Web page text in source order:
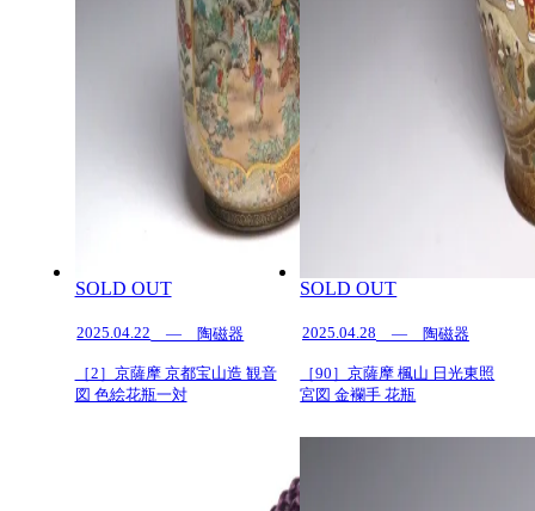
SOLD OUT
2025.04.22 — 陶磁器
［2］京薩摩 京都宝山造 観音
図 色絵花瓶一対
SOLD OUT
2025.04.28 — 陶磁器
［90］京薩摩 楓山 日光東照
宮図 金襴手 花瓶